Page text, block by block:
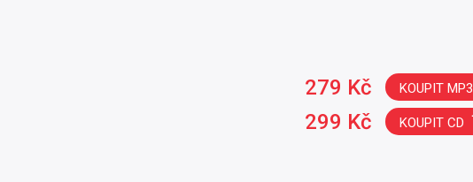
279 Kč KOUPIT MP3
299 Kč KOUPIT CD